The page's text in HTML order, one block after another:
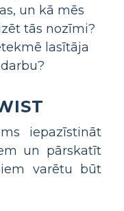
un kā mēs
tās nozīmi?
lasītāja
iepazīstināt
un pārskatīt
varētu būt